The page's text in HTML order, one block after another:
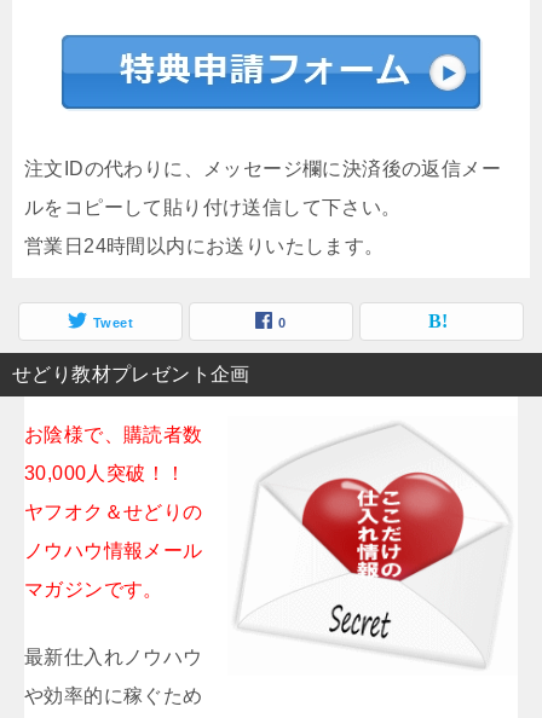
注文IDの代わりに、メッセージ欄に決済後の返信メー
ルをコピーして貼り付け送信して下さい。
営業日24時間以内にお送りいたします。
Tweet 0
せどり教材プレゼント企画
お陰様で、購読者数
30,000人突破！！
ヤフオク＆せどりの
ノウハウ情報メール
マガジンです。
最新仕入れノウハウ
や効率的に稼ぐため